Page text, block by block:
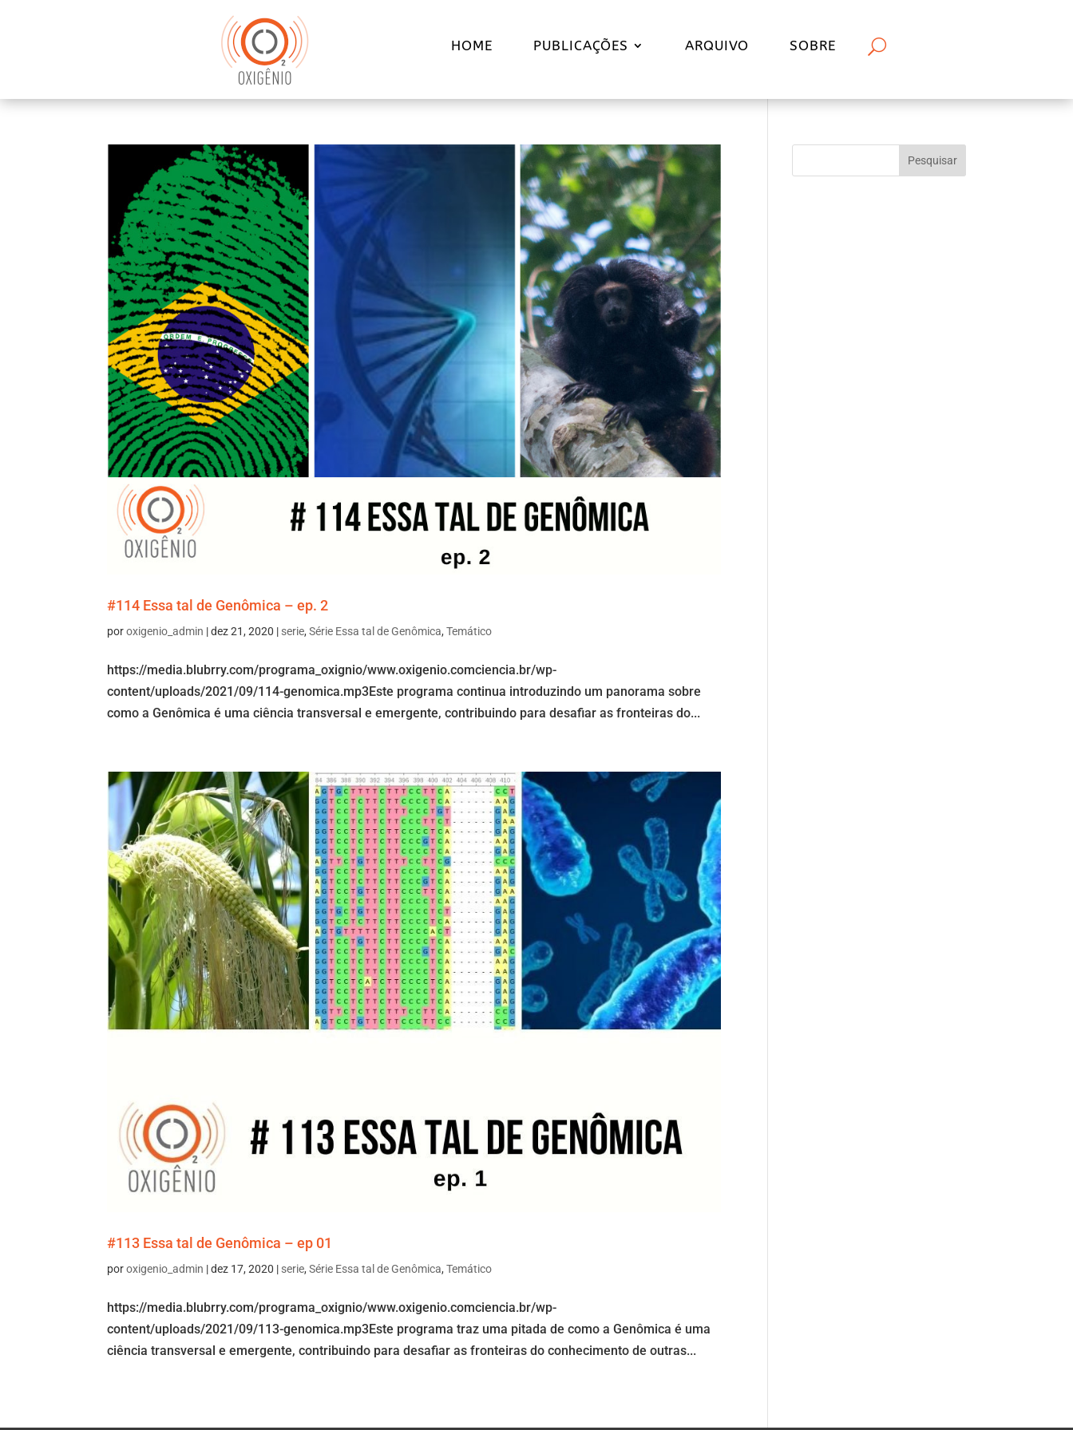
HOME PUBLICAÇÕES ARQUIVO SOBRE
#114 Essa tal de Genômica – ep. 2
poroxigenio_admin |dez 21, 2020 | serie,Série Essa tal de Genômica,Temático
https://media.blubrry.com/programa_oxignio/www.oxigenio.comciencia.br/wp-
content/uploads/2021/09/114-genomica.mp3Este programa continua introduzindo um panorama sobre
como a Genômica é uma ciência transversal e emergente, contribuindo para desafiar as fronteiras do...
#113 Essa tal de Genômica – ep 01
poroxigenio_admin |dez 17, 2020 | serie,Série Essa tal de Genômica,Temático
https://media.blubrry.com/programa_oxignio/www.oxigenio.comciencia.br/wp-
content/uploads/2021/09/113-genomica.mp3Este programa traz uma pitada de como a Genômica é uma
ciência transversal e emergente, contribuindo para desafiar as fronteiras do conhecimento de outras...